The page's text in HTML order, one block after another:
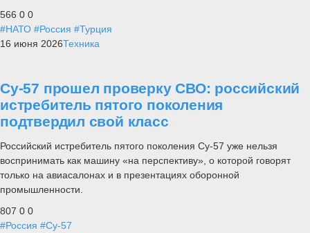
566 0 0
#НАТО #Россия #Турция
16 июня 2026Техника
Су-57 прошел проверку СВО: российский
истребитель пятого поколения
подтвердил свой класс
Российский истребитель пятого поколения Су-57 уже нельзя
воспринимать как машину «на перспективу», о которой говорят
только на авиасалонах и в презентациях оборонной
промышленности.
807 0 0
#Россия #Су-57